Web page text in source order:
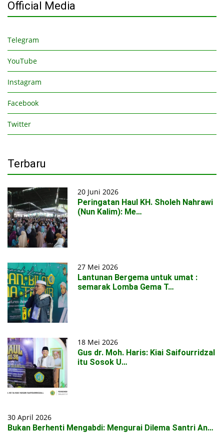
Official Media
Telegram
YouTube
Instagram
Facebook
Twitter
Terbaru
20 Juni 2026
Peringatan Haul KH. Sholeh Nahrawi
(Nun Kalim): Me…
27 Mei 2026
Lantunan Bergema untuk umat :
semarak Lomba Gema T…
18 Mei 2026
Gus dr. Moh. Haris: Kiai Saifourridzal
itu Sosok U…
30 April 2026
Bukan Berhenti Mengabdi: Mengurai Dilema Santri An…